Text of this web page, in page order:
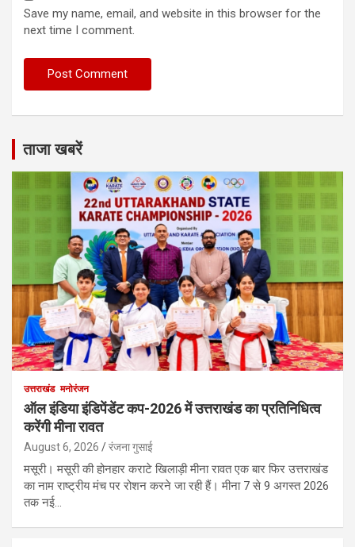
Save my name, email, and website in this browser for the
next time I comment.
ताजा खबरें
उत्तराखंड मनोरंजन
ऑल इंडिया इंडिपेंडेंट कप-2026 में उत्तराखंड का प्रतिनिधित्व
करेंगी मीना रावत
August 6, 2026 रंजना गुसाई
मसूरी। मसूरी की होनहार कराटे खिलाड़ी मीना रावत एक बार फिर उत्तराखंड
का नाम राष्ट्रीय मंच पर रोशन करने जा रही हैं। मीना 7 से 9 अगस्त 2026
तक नई…